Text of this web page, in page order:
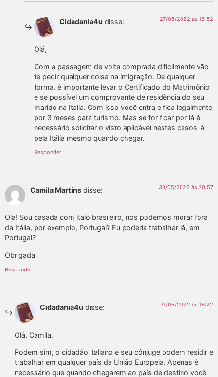
Cidadania4u disse: 27/06/2022 às 13:52
Olá,
Com a passagem de volta comprada dificilmente vão
te pedir qualquer coisa na imigração. De qualquer
forma, é importante levar o Certificado do Matrimônio
e se possível um comprovante de residência do seu
marido na Italia. Com isso você entra e fica legalmente
por 3 meses para turismo. Mas se for ficar por lá é
necessário solicitar o visto aplicável nestes casos lá
pela Itália mesmo quando chegar.
Responder
Camila Martins disse: 30/05/2022 às 20:57
Ola! Sou casada com ítalo brasileiro, nos podemos morar fora
da Itália, por exemplo, Portugal? Eu poderia trabalhar lá, em
Portugal?
Obrigada!
Responder
Cidadania4u disse: 31/05/2022 às 16:22
Olá, Camila.
Podem sim, o cidadão italiano e seu cônjuge podem residir e
trabalhar em qualquer país da União Europeia. Apenas é
necessário que quando chegarem ao país de destino você